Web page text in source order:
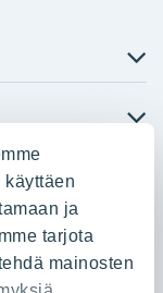
ja
tarjota
mainosten